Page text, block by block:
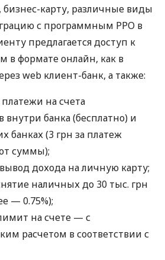
карту, различные виды
с программным РРО в
предлагается доступ к
в формате онлайн, как в
web клиент-банк, а также:
на счета
внутри банка (бесплатно) и
банках (3 грн за платеж
суммы);
дохода на личную карту;
наличных до 30 тыс. грн
— 0.75%);
на счете — с
расчетом в соответствии с